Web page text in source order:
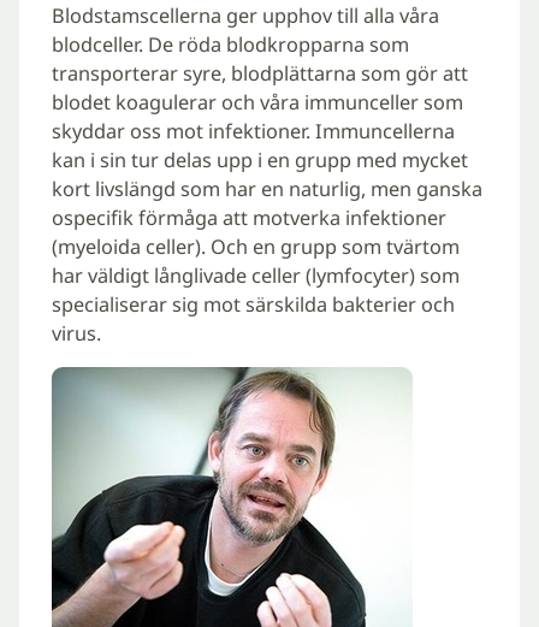
Blodstamscellerna ger upphov till alla våra
blodceller. De röda blodkropparna som
transporterar syre, blodplättarna som gör att
blodet koagulerar och våra immunceller som
skyddar oss mot infektioner. Immuncellerna
kan i sin tur delas upp i en grupp med mycket
kort livslängd som har en naturlig, men ganska
ospecifik förmåga att motverka infektioner
(myeloida celler). Och en grupp som tvärtom
har väldigt långlivade celler (lymfocyter) som
specialiserar sig mot särskilda bakterier och
virus.